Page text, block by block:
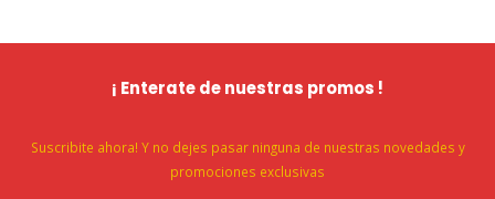
¡ Enterate de nuestras promos !
Suscribite ahora! Y no dejes pasar ninguna de nuestras novedades y
promociones exclusivas